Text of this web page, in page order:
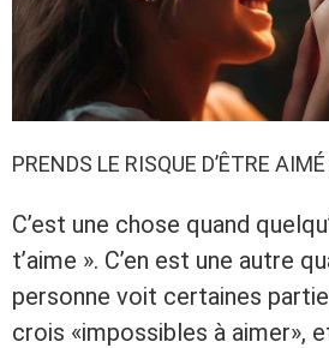
PRENDS LE RISQUE D’ÊTRE AIMÉ
C’est une chose quand
t’aime ». C’en est une autre
personne voit certaines
crois «impossibles à aimer»,